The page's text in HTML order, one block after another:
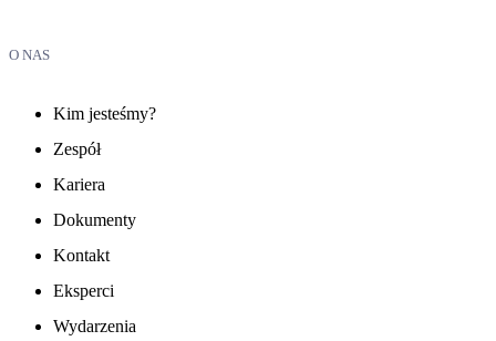
O NAS
Kim jesteśmy?
Zespół
Kariera
Dokumenty
Kontakt
Eksperci
Wydarzenia